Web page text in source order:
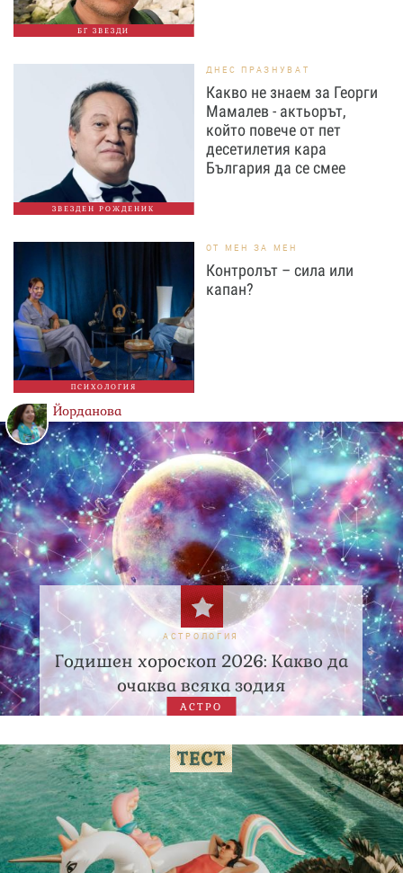
БГ ЗВЕЗДИ
ЗВЕЗДЕН РОЖДЕНИК
ДНЕС ПРАЗНУВАТ
Какво не знаем за Георги
Мамалев - актьорът,
който повече от пет
десетилетия кара
България да се смее
ПСИХОЛОГИЯ
ОТ МЕН ЗА МЕН
Контролът – сила или
капан?
Йорданова
АСТРОЛОГИЯ
Годишен хороскоп 2026: Какво да
очаква всяка зодия
АСТРО